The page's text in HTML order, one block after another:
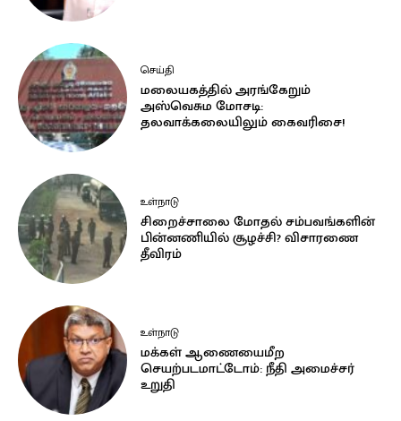
செய்தி
மலையகத்தில் அரங்கேறும்
அஸ்வெசும மோசடி:
தலவாக்கலையிலும் கைவரிசை!
உள்நாடு
சிறைச்சாலை மோதல் சம்பவங்களின்
பின்னணியில் சூழச்சி? விசாரணை
தீவிரம்
உள்நாடு
மக்கள் ஆணையைமீற
செயற்படமாட்டோம்: நீதி அமைச்சர்
உறுதி